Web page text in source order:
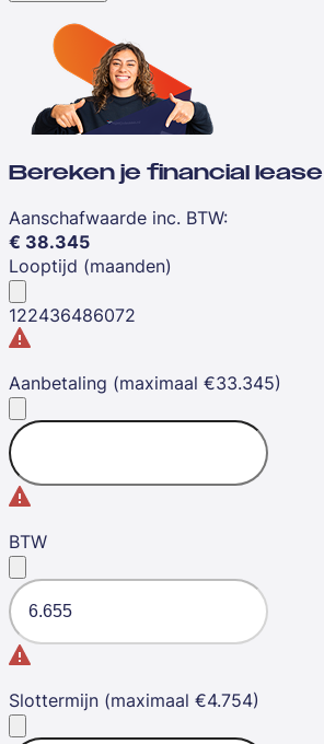
Bereken je financial lease
Aanschafwaarde inc. BTW:
€ 38.345
Looptijd (maanden)
122436486072
Aanbetaling (maximaal €33.345)
BTW
Slottermijn (maximaal €4.754)